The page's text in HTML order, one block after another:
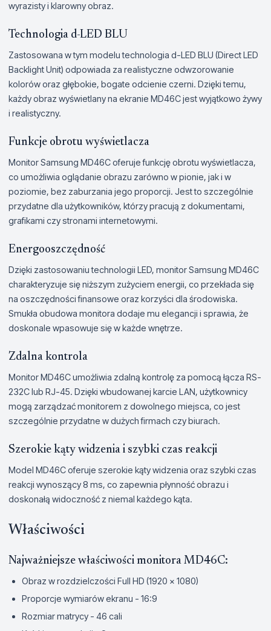
wyrazisty i klarowny obraz.
Technologia d-LED BLU
Zastosowana w tym modelu technologia d-LED BLU (Direct LED
Backlight Unit) odpowiada za realistyczne odwzorowanie
kolorów oraz głębokie, bogate odcienie czerni. Dzięki temu,
każdy obraz wyświetlany na ekranie MD46C jest wyjątkowo żywy
i realistyczny.
Funkcje obrotu wyświetlacza
Monitor Samsung MD46C oferuje funkcję obrotu wyświetlacza,
co umożliwia oglądanie obrazu zarówno w pionie, jak i w
poziomie, bez zaburzania jego proporcji. Jest to szczególnie
przydatne dla użytkowników, którzy pracują z dokumentami,
grafikami czy stronami internetowymi.
Energooszczędność
Dzięki zastosowaniu technologii LED, monitor Samsung MD46C
charakteryzuje się niższym zużyciem energii, co przekłada się
na oszczędności finansowe oraz korzyści dla środowiska.
Smukła obudowa monitora dodaje mu elegancji i sprawia, że
doskonale wpasowuje się w każde wnętrze.
Zdalna kontrola
Monitor MD46C umożliwia zdalną kontrolę za pomocą łącza RS-
232C lub RJ-45. Dzięki wbudowanej karcie LAN, użytkownicy
mogą zarządzać monitorem z dowolnego miejsca, co jest
szczególnie przydatne w dużych firmach czy biurach.
Szerokie kąty widzenia i szybki czas reakcji
Model MD46C oferuje szerokie kąty widzenia oraz szybki czas
reakcji wynoszący 8 ms, co zapewnia płynność obrazu i
doskonałą widoczność z niemal każdego kąta.
Właściwości
Najważniejsze właściwości monitora MD46C:
Obraz w rozdzielczości Full HD (1920 x 1080)
Proporcje wymiarów ekranu - 16:9
Rozmiar matrycy - 46 cali